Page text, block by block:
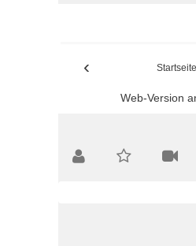
‹ Startseite
Web-Version